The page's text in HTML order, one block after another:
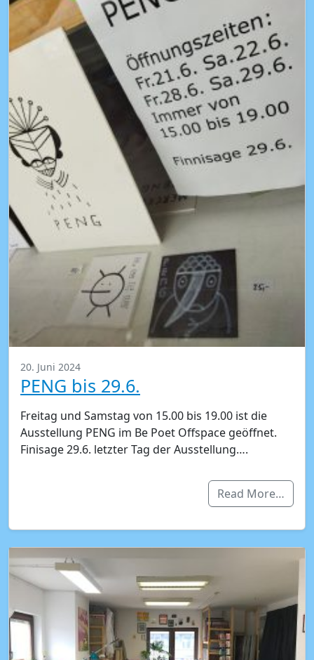
20. Juni 2024
PENG bis 29.6.
Freitag und Samstag von 15.00 bis 19.00 ist die
Ausstellung PENG im Be Poet Offspace geöffnet.
Finisage 29.6. letzter Tag der Ausstellung….
Read More…